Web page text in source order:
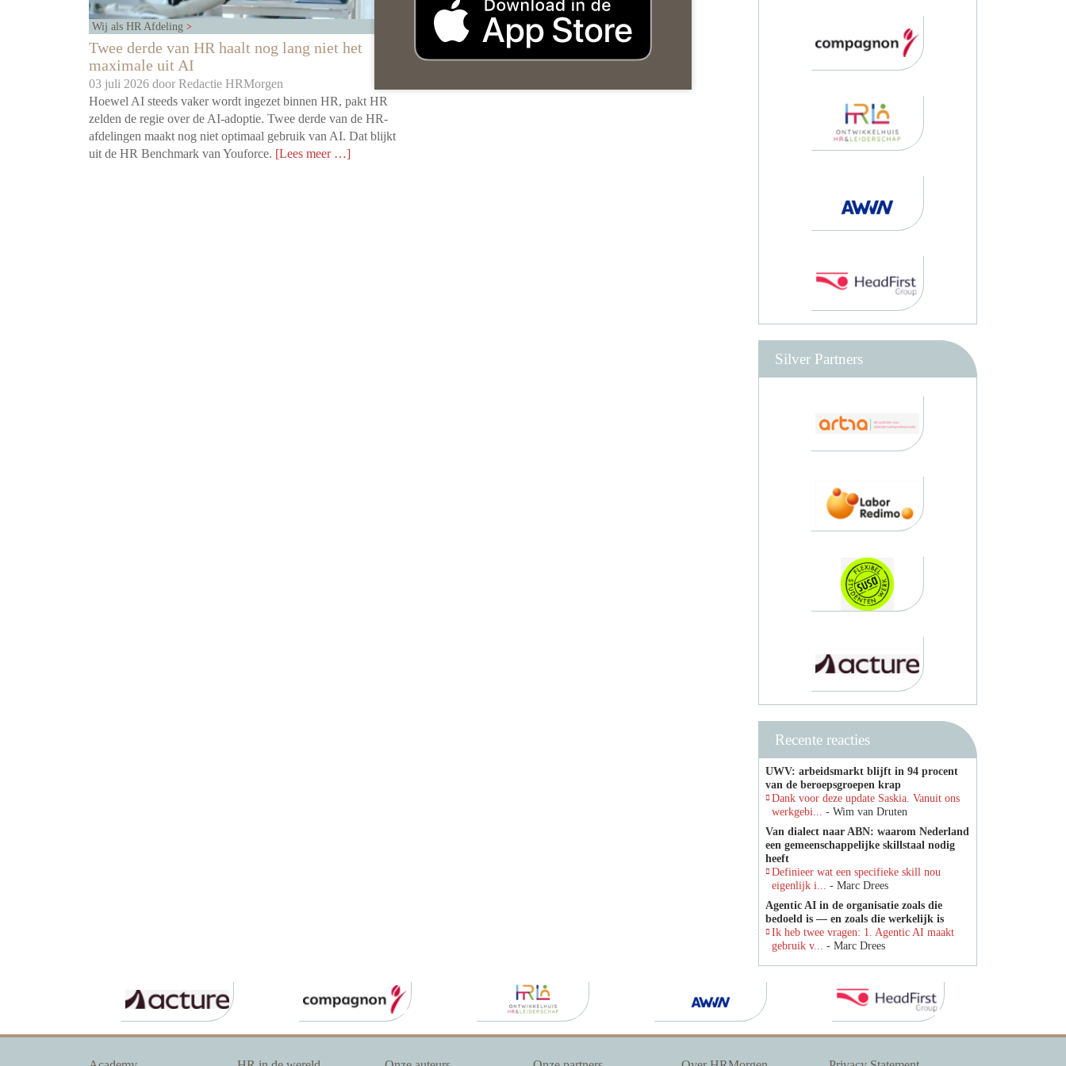
Wij als HR Afdeling
Twee derde van HR haalt nog lang niet het
maximale uit AI
03 juli 2026 door Redactie HRMorgen
Hoewel AI steeds vaker wordt ingezet binnen HR, pakt HR
zelden de regie over de AI-adoptie. Twee derde van de HR-
afdelingen maakt nog niet optimaal gebruik van AI. Dat blijkt
uit de HR Benchmark van Youforce. [Lees meer …]
Silver Partners
Recente reacties
UWV: arbeidsmarkt blijft in 94 procent
van de beroepsgroepen krap
Dank voor deze update Saskia. Vanuit ons
werkgebi... - Wim van Druten
Van dialect naar ABN: waarom Nederland
een gemeenschappelijke skillstaal nodig
heeft
Definieer wat een specifieke skill nou
eigenlijk i... - Marc Drees
Agentic AI in de organisatie zoals die
bedoeld is — en zoals die werkelijk is
Ik heb twee vragen: 1. Agentic AI maakt
gebruik v... - Marc Drees